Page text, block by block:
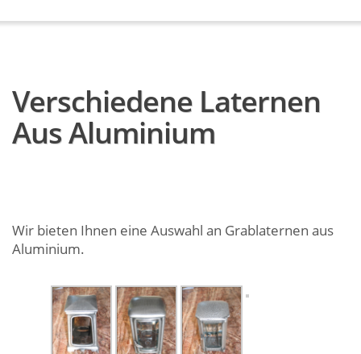
Verschiedene Laternen
Aus Aluminium
Wir bieten Ihnen eine Auswahl an Grablaternen aus
Aluminium.